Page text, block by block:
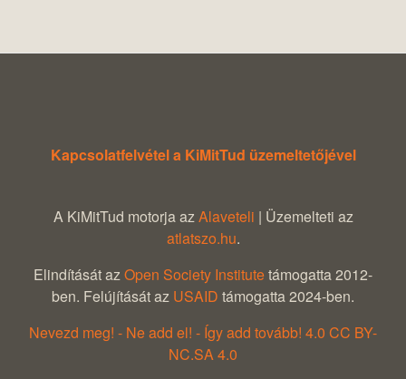
Kapcsolatfelvétel a KiMitTud üzemeltetőjével
A KiMitTud motorja az Alaveteli | Üzemelteti az
atlatszo.hu.
Elindítását az Open Society Institutetámogatta 2012-
ben. Felújítását az USAID támogatta 2024-ben.
Nevezd meg! - Ne add el! - Így add tovább! 4.0 CC BY-
NC.SA 4.0